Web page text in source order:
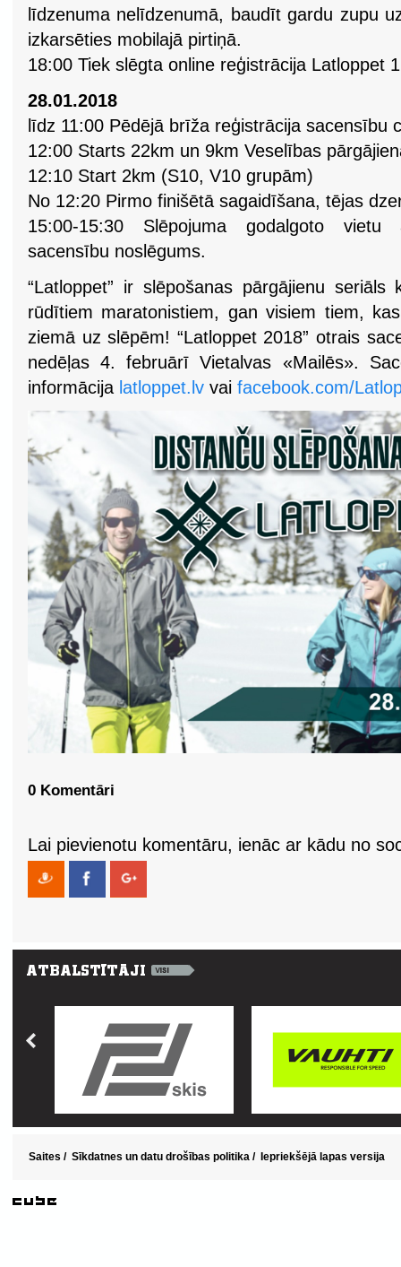
līdzenuma nelīdzenumā, baudīt gardu zupu
izkarsēties mobilajā pirtiņā.
18:00 Tiek slēgta online reģistrācija Latloppet
28.01.2018
līdz 11:00 Pēdējā brīža reģistrācija sacensību
12:00 Starts 22km un 9km Veselības
12:10 Start 2km (S10, V10 grupām)
No 12:20 Pirmo finišētā sagaidīšana, tējas
15:00-15:30 Slēpojuma godalgoto vietu
sacensību noslēgums.
“Latloppet” ir slēpošanas pārgājienu seriāls
rūdītiem maratonistiem, gan visiem tiem,
ziemā uz slēpēm! “Latloppet 2018” otrais
nedēļas 4. februārī Vietalvas «Mailēs».
informācija latloppet.lv vai facebook.com/
0 Komentāri
Lai pievienotu komentāru, ienāc ar kādu no
Saites / Sīkdatnes un datu drošības politika / Iepriekšējā lapas versija